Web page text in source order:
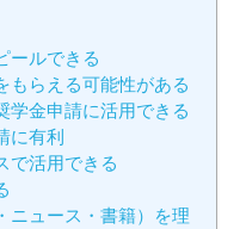
ールできる
もらえる可能性がある
学金申請に活用できる
に有利
で活用できる
ニュース・書籍）を理